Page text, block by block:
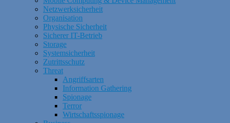
Netzwerksicherheit
Organisation
Physische Sicherheit
Sicherer IT-Betrieb
Storage
Systemsicherheit
Zutrittsschutz
Threat
Angriffsarten
Information Gathering
Spionage
Terror
Wirtschaftsspionage